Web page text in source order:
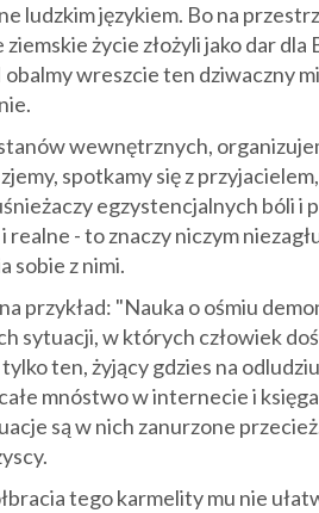
ludzkim językiem. Bo na
życie złożyli jako dar dla
wreszcie ten dziwaczny
wewnętrznych,
spotkamy się z
egzystencjalnych bóli i
realne - to znaczy niczym
sobie z nimi.
przykład: "Nauka o ośmiu
sytuacji, w których człowiek
ten, żyjący gdzies na
mnóstwo w internecie i
są w nich zanurzone
tego karmelity mu nie